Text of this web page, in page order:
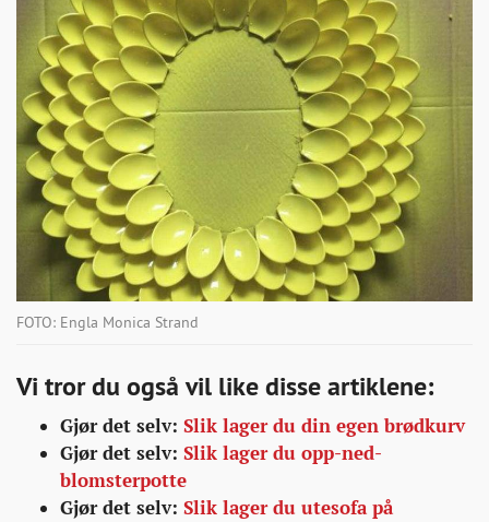
FOTO: Engla Monica Strand
Vi tror du også vil like disse artiklene:
Gjør det selv: Slik lager du din egen brødkurv
Gjør det selv: Slik lager du opp-ned-
blomsterpotte
Gjør det selv: Slik lager du utesofa på